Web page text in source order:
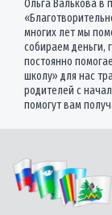
Ольга Валькова в
многих лет мы
собираем деньги,
постоянно
школу» для нас
родителей с
помогут вам